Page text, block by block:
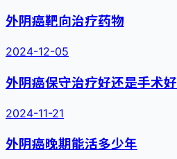
外阴癌靶向治疗药物
2024-12-05
外阴癌保守治疗好还是手术好
2024-11-21
外阴癌晚期能活多少年